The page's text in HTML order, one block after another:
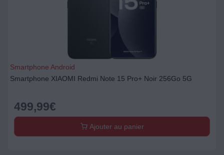
Smartphone Android
Smartphone XIAOMI Redmi Note 15 Pro+ Noir 256Go 5G
499,99€
Ajouter au panier